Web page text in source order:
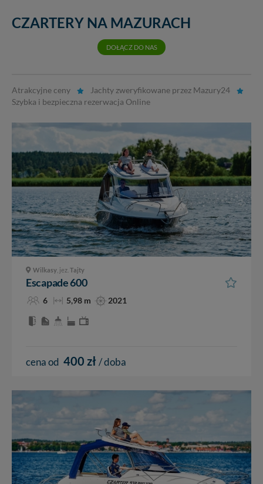
CZARTERY NA MAZURACH
DOŁĄCZ DO NAS
Atrakcyjne ceny
Jachty zweryfikowane przez Mazury24
Szybka i bezpieczna rezerwacja Online
Wilkasy , jez. Tajty
Escapade 600
6 5,98 m 2021
cena od 400 zł/ doba